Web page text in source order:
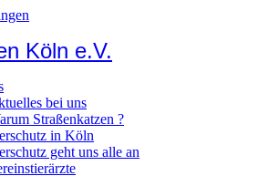
Köln e.V.
bei uns
Straßenkatzen ?
in Köln
geht uns alle an